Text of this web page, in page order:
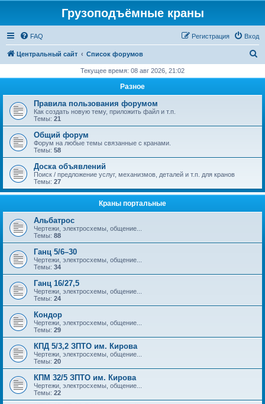
Грузоподъёмные краны
FAQ Вход
Регистрация
Центральный сайт Список форумов
с
Текущее время: 08 авг 2026, 21:02
Разное
Правила пользования форумом
Как создать новую тему, приложить файл и т.п.
Темы: 21
Общий форум
Форум на любые темы связанные с кранами.
Темы: 58
Доска объявлений
Поиск / предложение услуг, механизмов, деталей и т.п. для кранов
Темы: 27
Краны портальные
Альбатрос
Чертежи, электросхемы, общение...
Темы: 88
Ганц 5/6–30
Чертежи, электросхемы, общение...
Темы: 34
Ганц 16/27,5
Чертежи, электросхемы, общение...
Темы: 24
Кондор
Чертежи, электросхемы, общение...
Темы: 29
КПД 5/3,2 ЗПТО им. Кирова
Чертежи, электросхемы, общение...
Темы: 20
КПМ 32/5 ЗПТО им. Кирова
Чертежи, электросхемы, общение...
Темы: 22